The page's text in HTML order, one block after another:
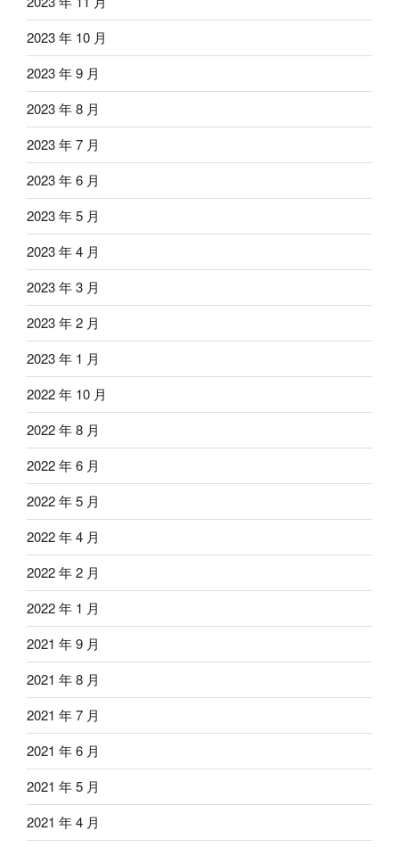
2023 年 10 月
2023 年 9 月
2023 年 8 月
2023 年 7 月
2023 年 6 月
2023 年 5 月
2023 年 4 月
2023 年 3 月
2023 年 2 月
2023 年 1 月
2022 年 10 月
2022 年 8 月
2022 年 6 月
2022 年 5 月
2022 年 4 月
2022 年 2 月
2022 年 1 月
2021 年 9 月
2021 年 8 月
2021 年 7 月
2021 年 6 月
2021 年 5 月
2021 年 4 月